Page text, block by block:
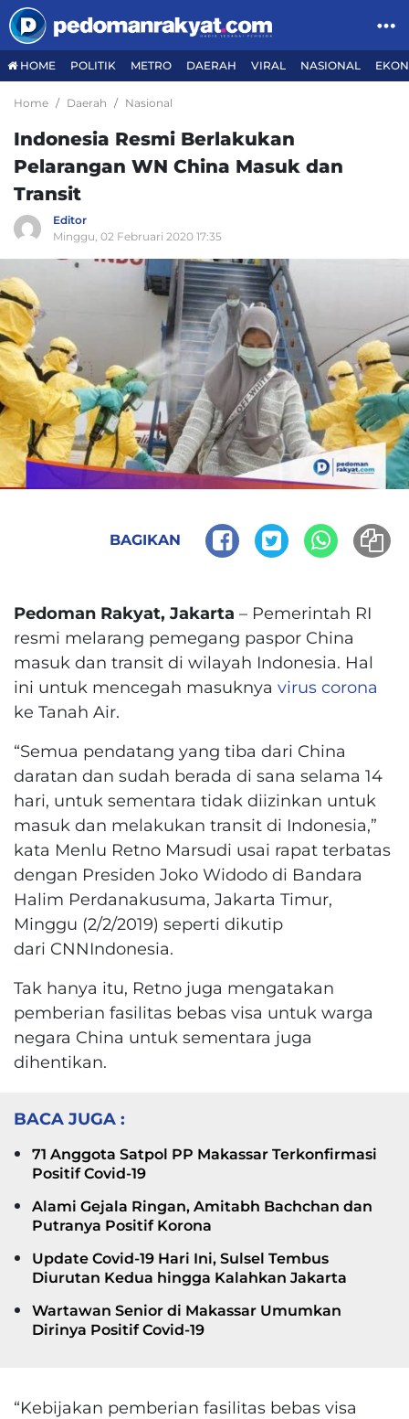
HOME POLITIK METRO DAERAH VIRAL NASIONAL
Home Daerah Nasional
Indonesia Resmi Berlakukan
Pelarangan WN China Masuk dan
Transit
Editor
Minggu, 02 Februari 2020 17:35
BAGIKAN
Pedoman Rakyat, Jakarta – Pemerintah RI
resmi melarang pemegang paspor China
masuk dan transit di wilayah Indonesia. Hal
ini untuk mencegah masuknya virus corona
ke Tanah Air.
“Semua pendatang yang tiba dari China
daratan dan sudah berada di sana selama 14
hari, untuk sementara tidak diizinkan untuk
masuk dan melakukan transit di Indonesia,”
kata Menlu Retno Marsudi usai rapat terbatas
dengan Presiden Joko Widodo di Bandara
Halim Perdanakusuma, Jakarta Timur,
Minggu (2/2/2019) seperti dikutip
dari CNNIndonesia.
Tak hanya itu, Retno juga mengatakan
pemberian fasilitas bebas visa untuk warga
negara China untuk sementara juga
dihentikan.
BACA JUGA :
71 Anggota Satpol PP Makassar Terkonfirmasi
Positif Covid-19
Alami Gejala Ringan, Amitabh Bachchan dan
Putranya Positif Korona
Update Covid-19 Hari Ini, Sulsel Tembus
Diurutan Kedua hingga Kalahkan Jakarta
Wartawan Senior di Makassar Umumkan
Dirinya Positif Covid-19
“Kebijakan pemberian fasilitas bebas visa